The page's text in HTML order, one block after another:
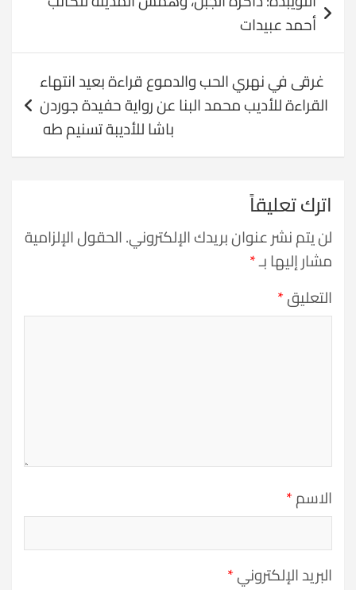
المقالات
أحمد عبيدات
غرقى في نهري الحب والدموع قراءة بعيد انتهاء
القراءة للأديب محمد البنا عن رواية حفيدة جوردن
باشا للأديبة تسنيم طه
اترك تعليقاً
لن يتم نشر عنوان بريدك الإلكتروني.الحقول الإلزامية
مشار إليها بـ*
التعليق*
الاسم*
البريد الإلكتروني*